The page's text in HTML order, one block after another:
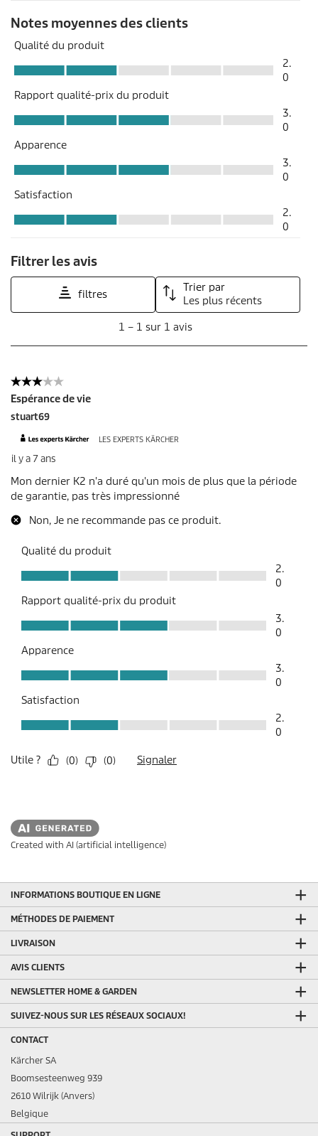
Created with AI (artificial intelligence)
INFORMATIONS BOUTIQUE EN LIGNE
MÉTHODES DE PAIEMENT
LIVRAISON
AVIS CLIENTS
NEWSLETTER HOME & GARDEN
SUIVEZ-NOUS SUR LES RÉSEAUX SOCIAUX!
CONTACT
Kärcher SA
Boomsesteenweg 939
2610 Wilrijk (Anvers)
Belgique